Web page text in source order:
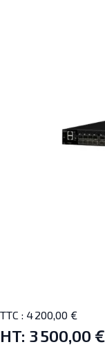
TTC : 4 200,00 €
HT: 3 500,00 €